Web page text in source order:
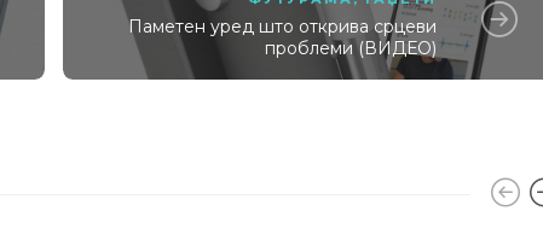
Паметен уред што открива срцеви
проблеми (ВИДЕО)